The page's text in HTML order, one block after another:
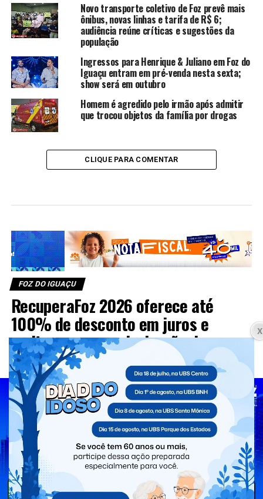
Novo transporte coletivo de Foz prevê mais
ônibus, novas linhas e tarifa de R$ 6;
audiência reúne críticas e sugestões da
população
Ingressos para Henrique & Juliano em Foz do
Iguaçu entram em pré-venda nesta sexta;
show será em outubro
Homem é agredido pelo irmão após admitir
que trocou objetos da família por drogas
CLIQUE PARA COMENTAR
FOZ DO IGUAÇU
RecuperaFoz 2026 oferece até
100% de desconto em juros e
multas para regularização de
dívidas